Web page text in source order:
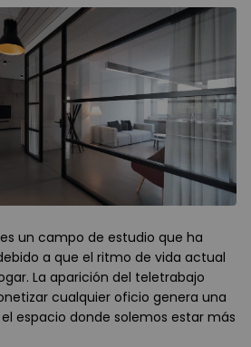
un campo de estudio que ha
a que el ritmo de vida actual
La aparición del teletrabajo
cualquier oficio genera una
espacio donde solemos estar más